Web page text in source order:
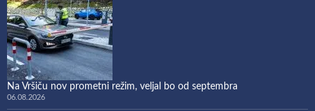
Na Vršiču nov prometni režim, veljal bo od septembra
06.08.2026